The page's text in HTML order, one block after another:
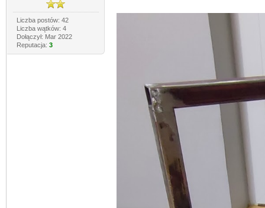
Liczba postów: 42
Liczba wątków: 4
Dołączył: Mar 2022
Reputacja: 3